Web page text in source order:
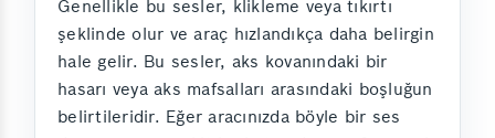
Genellikle bu sesler, klikleme veya tıkırtı
şeklinde olur ve araç hızlandıkça daha belirgin
hale gelir. Bu sesler, aks kovanındaki bir
hasarı veya aks mafsalları arasındaki boşluğun
belirtileridir. Eğer aracınızda böyle bir ses